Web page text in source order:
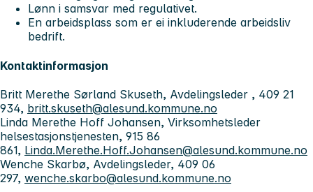
Lønn i samsvar med regulativet.
En arbeidsplass som er ei inkluderende arbeidsliv
bedrift.
Kontaktinformasjon
Britt Merethe Sørland Skuseth, Avdelingsleder , 409 21
934, britt.skuseth@alesund.kommune.no
Linda Merethe Hoff Johansen, Virksomhetsleder
helsestasjonstjenesten, 915 86
861, Linda.Merethe.Hoff.Johansen@alesund.kommune.no
Wenche Skarbø, Avdelingsleder, 409 06
297, wenche.skarbo@alesund.kommune.no